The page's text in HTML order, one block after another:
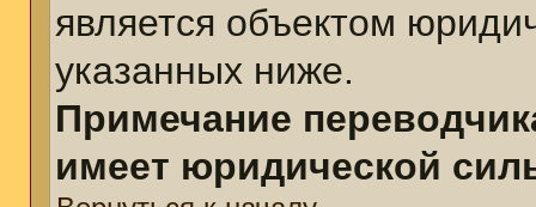
является объектом
указанных ниже.
Примечание
имеет юридической